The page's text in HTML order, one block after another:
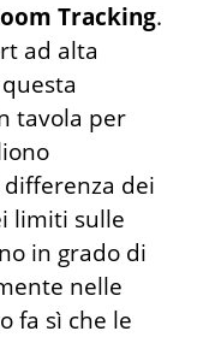
Tracking.
ad alta
tavola per
dei
limiti sulle
in grado di
nelle
fa sì che le